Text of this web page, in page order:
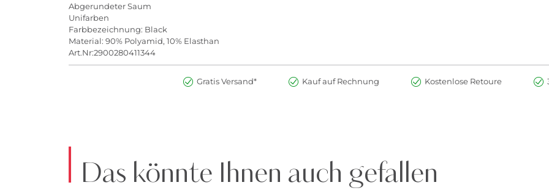
Abgerundeter Saum
Unifarben
Farbbezeichnung: Black
Material: 90% Polyamid, 10% Elasthan
Art.Nr:2900280411344
Gratis Versand* Kauf auf Rechnung Kostenlose Retoure
Das könnte Ihnen auch gefallen